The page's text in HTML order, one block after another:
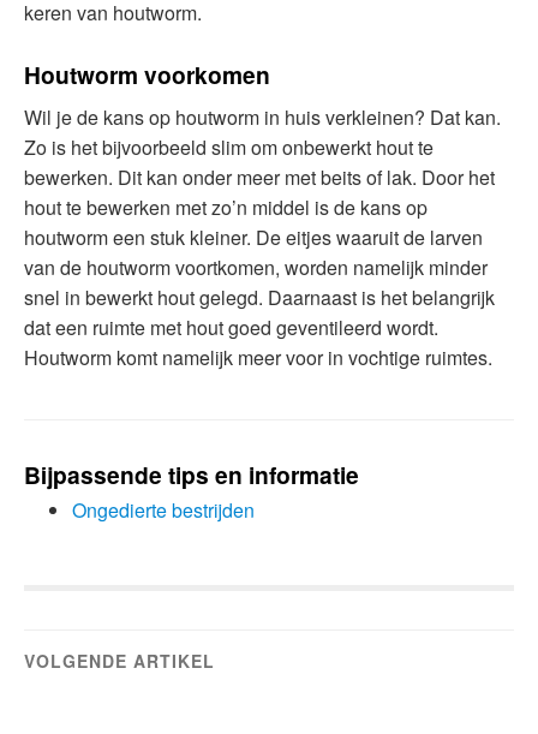
keren van houtworm.
Houtworm voorkomen
Wil je de kans op houtworm in huis verkleinen? Dat kan.
Zo is het bijvoorbeeld slim om onbewerkt hout te
bewerken. Dit kan onder meer met beits of lak. Door het
hout te bewerken met zo’n middel is de kans op
houtworm een stuk kleiner. De eitjes waaruit de larven
van de houtworm voortkomen, worden namelijk minder
snel in bewerkt hout gelegd. Daarnaast is het belangrijk
dat een ruimte met hout goed geventileerd wordt.
Houtworm komt namelijk meer voor in vochtige ruimtes.
Bijpassende tips en informatie
Ongedierte bestrijden
VOLGENDE ARTIKEL